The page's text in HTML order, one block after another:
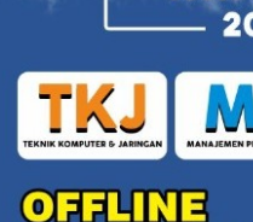
Pengabdian
kepanduan,
(PTQ) Hizbul Wathan
kali